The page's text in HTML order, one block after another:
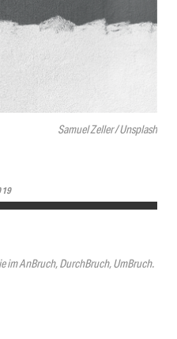
Samuel Zeller / Unsplash
im AnBruch, DurchBruch, UmBruch.